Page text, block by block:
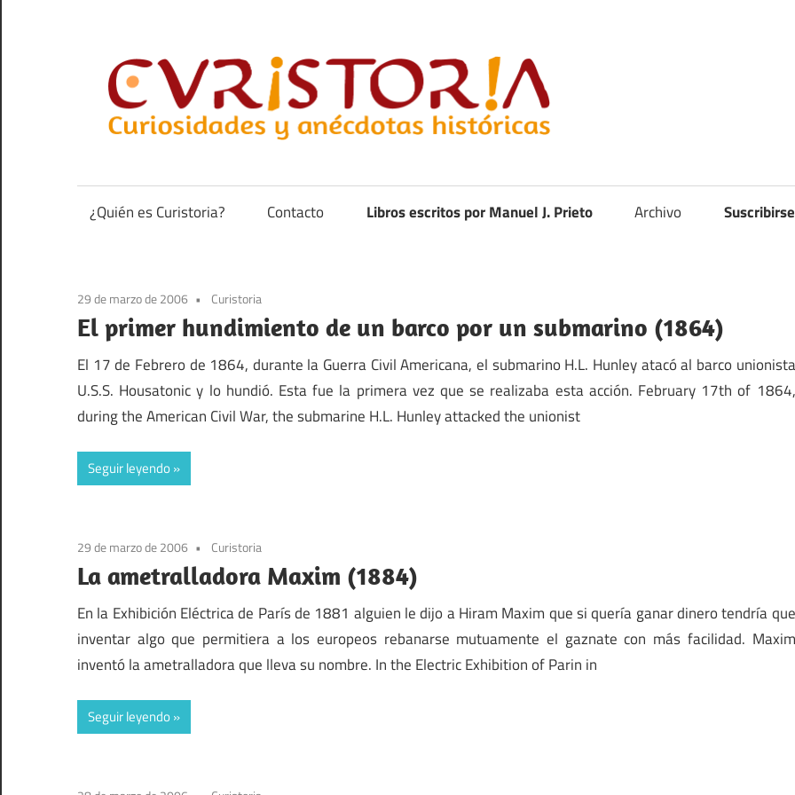
contenido
anécdotas
de
¿Quién es Curistoria? Contacto Libros escritos por Manuel J. Prieto Archivo
29 de marzo de 2006 Curistoria
El primer hundimiento de un barco por un submarino (1864)
El 17 de Febrero de 1864, durante la Guerra Civil Americana, el submarino H.L. Hunley atacó al barco unionista
U.S.S. Housatonic y lo hundió. Esta fue la primera vez que se realizaba esta acción. February 17th of 1864,
during the American Civil War, the submarine H.L. Hunley attacked the unionist
Seguir leyendo
29 de marzo de 2006 Curistoria
La ametralladora Maxim (1884)
En la Exhibición Eléctrica de París de 1881 alguien le dijo a Hiram Maxim que si quería ganar dinero tendría que
inventar algo que permitiera a los europeos rebanarse mutuamente el gaznate con más facilidad. Maxim
inventó la ametralladora que lleva su nombre. In the Electric Exhibition of Parin in
Seguir leyendo